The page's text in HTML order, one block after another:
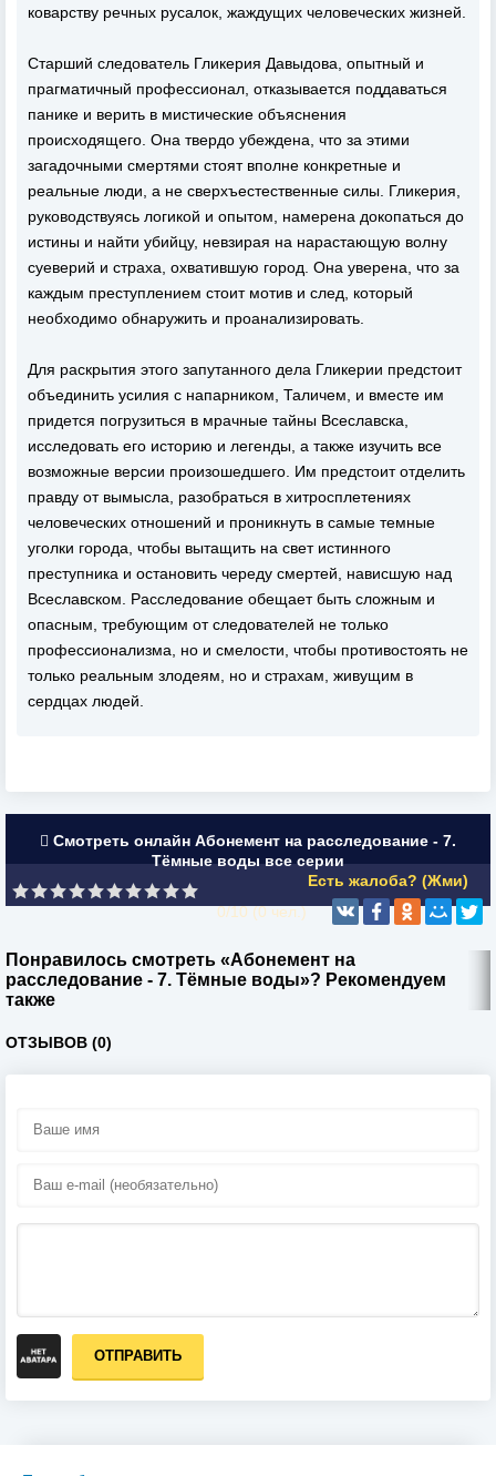
коварству речных русалок, жаждущих человеческих жизней.
Старший следователь Гликерия Давыдова, опытный и
прагматичный профессионал, отказывается поддаваться
панике и верить в мистические объяснения
происходящего. Она твердо убеждена, что за этими
загадочными смертями стоят вполне конкретные и
реальные люди, а не сверхъестественные силы. Гликерия,
руководствуясь логикой и опытом, намерена докопаться до
истины и найти убийцу, невзирая на нарастающую волну
суеверий и страха, охватившую город. Она уверена, что за
каждым преступлением стоит мотив и след, который
необходимо обнаружить и проанализировать.
Для раскрытия этого запутанного дела Гликерии предстоит
объединить усилия с напарником, Таличем, и вместе им
придется погрузиться в мрачные тайны Всеславска,
исследовать его историю и легенды, а также изучить все
возможные версии произошедшего. Им предстоит отделить
правду от вымысла, разобраться в хитросплетениях
человеческих отношений и проникнуть в самые темные
уголки города, чтобы вытащить на свет истинного
преступника и остановить череду смертей, нависшую над
Всеславском. Расследование обещает быть сложным и
опасным, требующим от следователей не только
профессионализма, но и смелости, чтобы противостоять не
только реальным злодеям, но и страхам, живущим в
сердцах людей.
Смотреть онлайн Абонемент на расследование - 7.
Тёмные воды все серии
Есть жалоба? (Жми)
0/10 (0чел.)
Понравилось смотреть «Абонемент на
расследование - 7. Тёмные воды»? Рекомендуем
также
ОТЗЫВОВ (0)
ОТПРАВИТЬ